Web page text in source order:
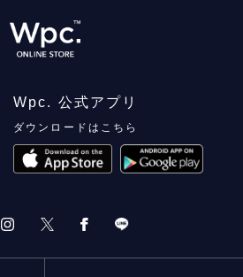
Wpc. 公式アプリ
ダウンロードはこちら